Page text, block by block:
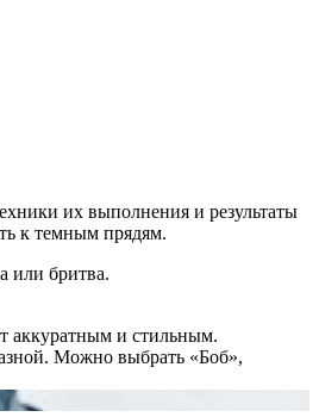
их выполнения и результаты
к темным прядям.
или бритва.
аккуратным и стильным.
Можно выбрать «Боб»,